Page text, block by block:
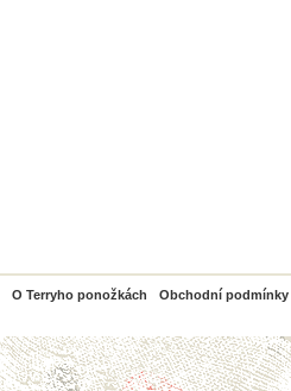
O Terryho ponožkách Obchodní podmínky
PayPal